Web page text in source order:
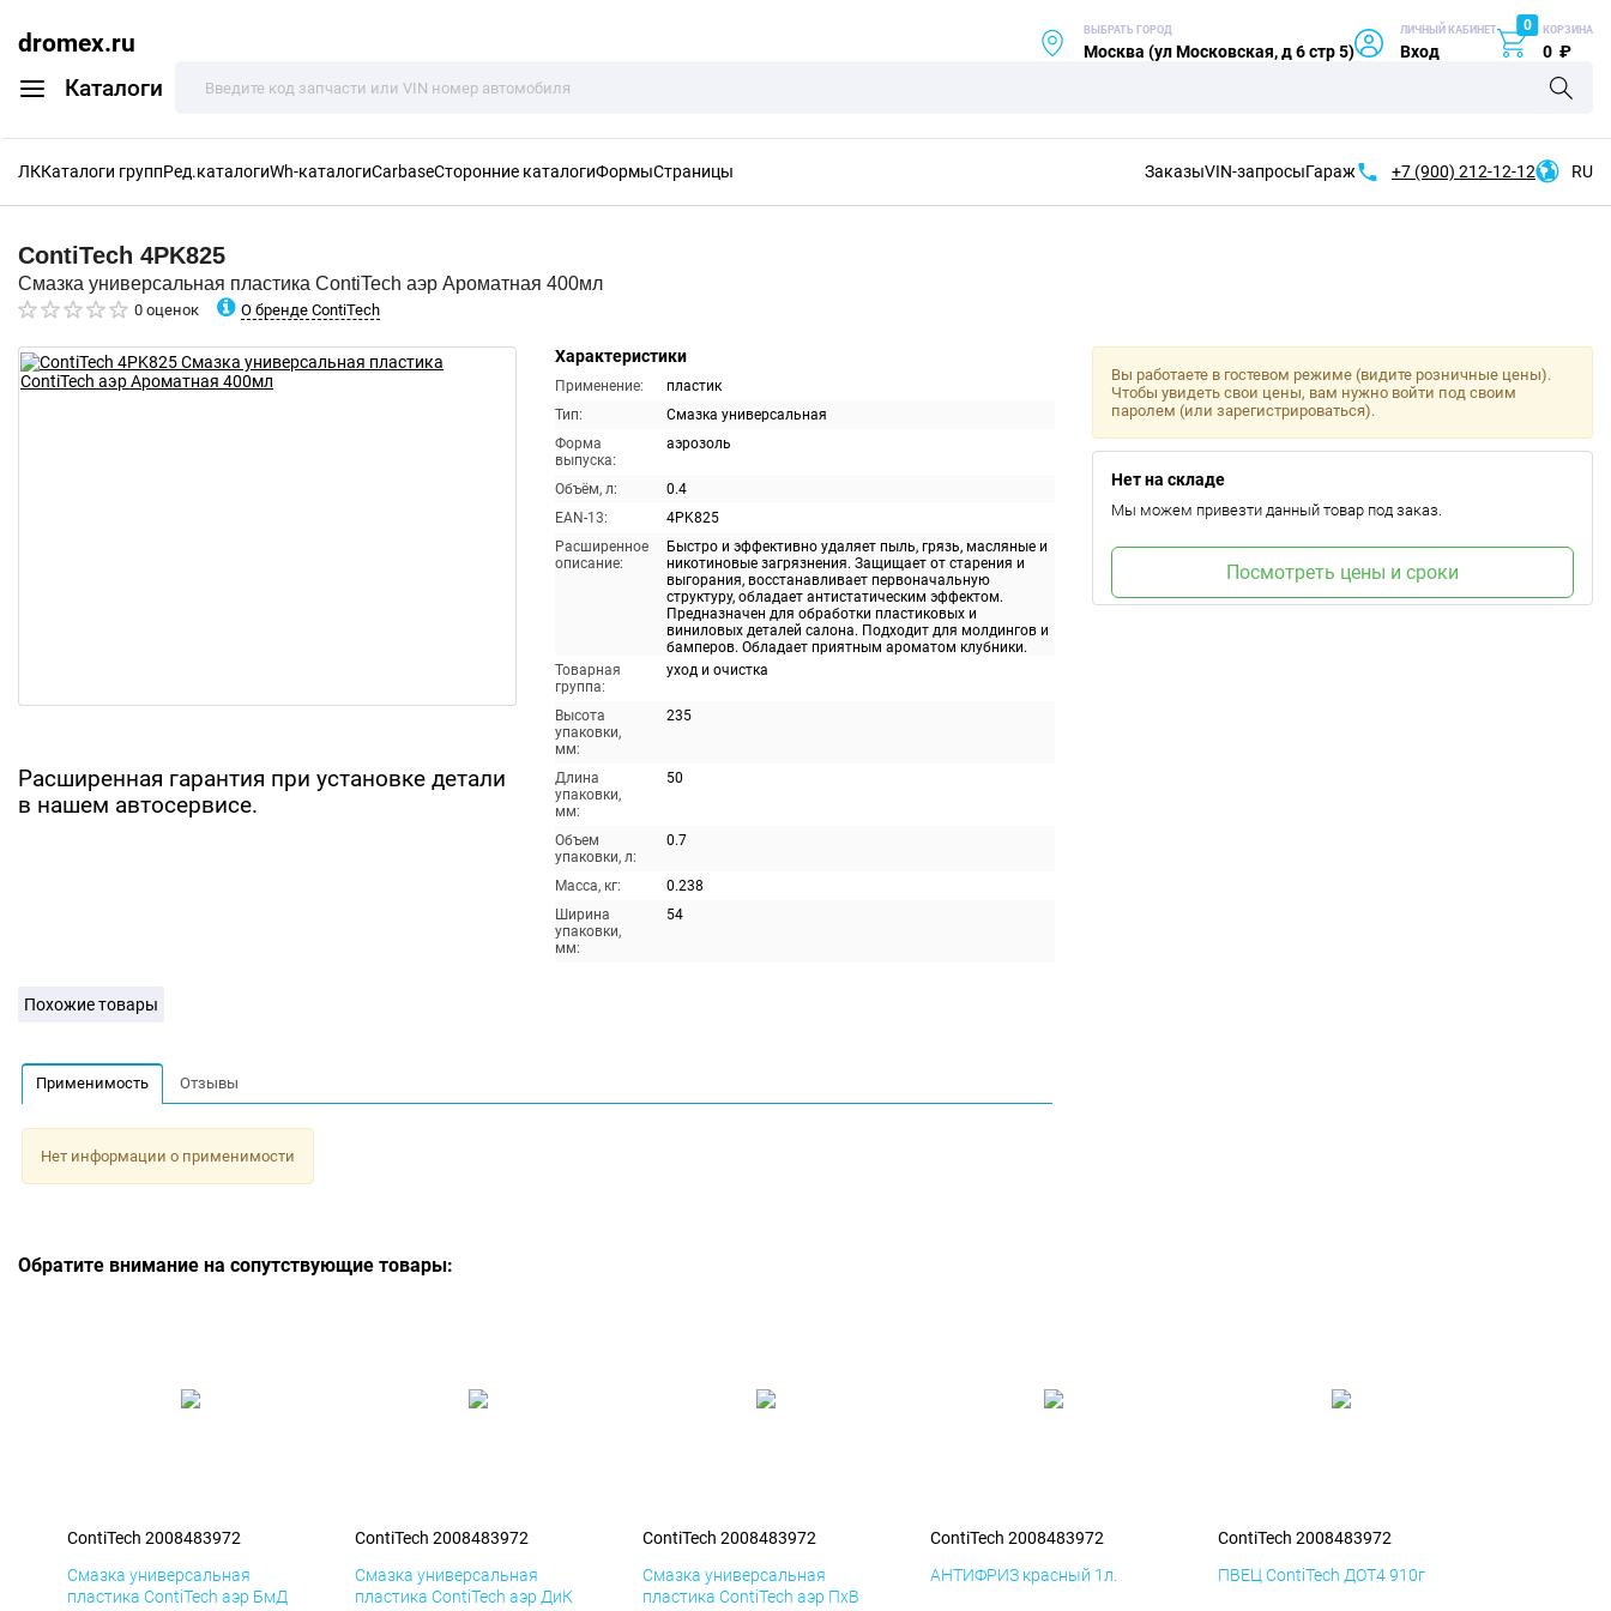
dromex.ru
Каталоги
ВЫБРАТЬ ГОРОД
Москва (ул Московская, д 6 стр 5)
ЛИЧНЫЙ КАБИНЕТ
Вход
0 КОРЗИНА
0 ₽
ЛККаталоги группРед.каталогиWh-каталогиCarbaseСторонние каталогиФормыСтраницы ЗаказыVIN-запросыГараж +7 (900) 212-12-12 RU
ContiTech 4PK825
Смазка универсальная пластика ContiTech аэр Ароматная 400мл
0 оценок О бренде ContiTech
Расширенная гарантия при установке детали
в нашем автосервисе.
Характеристики
Применение:
пластик
Тип:
Смазка универсальная
Форма
выпуска:
аэрозоль
Объём, л:
0.4
EAN-13:
4PK825
Расширенное
описание:
Быстро и эффективно удаляет пыль, грязь, масляные и
никотиновые загрязнения. Защищает от старения и
выгорания, восстанавливает первоначальную
структуру, обладает антистатическим эффектом.
Предназначен для обработки пластиковых и
виниловых деталей салона. Подходит для молдингов и
бамперов. Обладает приятным ароматом клубники.
Товарная
группа:
уход и очистка
Высота
упаковки,
мм:
235
Длина
упаковки,
мм:
50
Объем
упаковки, л:
0.7
Масса, кг:
0.238
Ширина
упаковки,
мм:
54
Вы работаете в гостевом режиме (видите розничные цены).
Чтобы увидеть свои цены, вам нужно войти под своим
паролем (или зарегистрироваться).
Нет на складе
Мы можем привезти данный товар под заказ.
Посмотреть цены и сроки
Похожие товары
Применимость Отзывы
Нет информации о применимости
Обратите внимание на сопутствующие товары:
ContiTech 2008483972
Смазка универсальная
пластика ContiTech аэр БмД
ContiTech 2008483972
Смазка универсальная
пластика ContiTech аэр ДиК
ContiTech 2008483972
Смазка универсальная
пластика ContiTech аэр ПхВ
ContiTech 2008483972
АНТИФРИЗ красный 1л.
ContiTech 2008483972
ПВЕЦ ContiTech ДОТ4 910г